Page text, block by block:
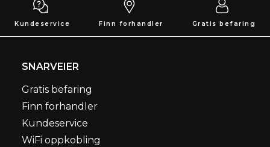
Kundeservice Finn forhandler Gratis befaring
SNARVEIER
Gratis befaring
Finn forhandler
Kundeservice
WiFi oppkobling